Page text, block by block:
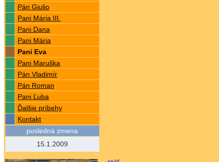
Pán Giulio
Pani Mária III.
Pani Dana
Pani Mária
Pani Eva
Pani Maruška
Pán Vladimír
Pán Roman
Pani Ľuba
Ďalšie príbehy
Kontakt
posledná zmena
15.1.2009